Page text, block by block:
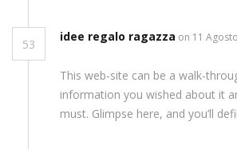
53
idee regalo ragazza on 11
This web-site can be a walk-
information you wished about it
must. Glimpse here, and you’ll